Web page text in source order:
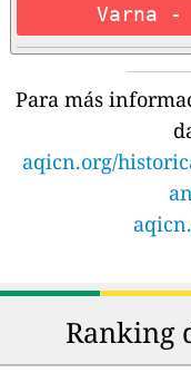
Varna -
Para más
aqicn.org/
Ranking